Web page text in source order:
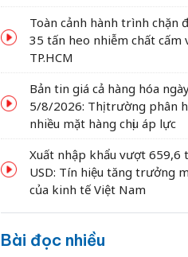
Toàn cảnh hành trình chặn
35 tấn heo nhiễm chất cấm
TP.HCM
Bản tin giá cả hàng hóa
5/8/2026: Thị trường phân
nhiều mặt hàng chịu áp lực
Xuất nhập khẩu vượt 659,6
USD: Tín hiệu tăng trưởng
của kinh tế Việt Nam
Bài đọc nhiều